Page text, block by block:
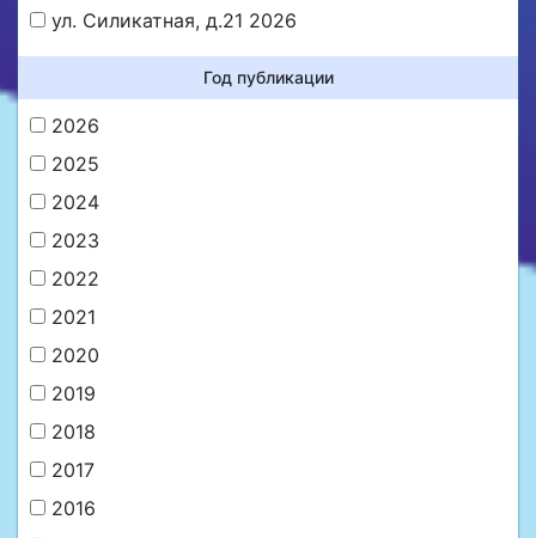
ул. Силикатная, д.21 2026
Год публикации
2026
2025
2024
2023
2022
2021
2020
2019
2018
2017
2016